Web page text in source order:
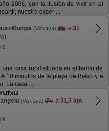
2006, con la ilusión de vivir en el
nuestra exper ...
Mungia (Vizcaya) a 31
€
una casa rural situada en el barrio de
10 minutos de la playa de Bakio y a
La casa ...
(Vizcaya) a 31,3 km
€